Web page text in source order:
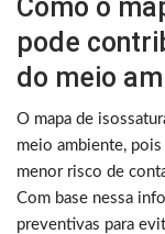
Como o
pode
do meio
O mapa de
meio ambiente,
menor risco de
Com base nessa
preventivas para